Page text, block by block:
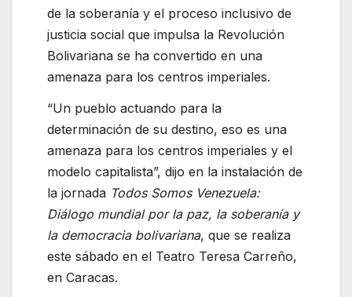
de la soberanía y el proceso inclusivo de
justicia social que impulsa la Revolución
Bolivariana se ha convertido en una
amenaza para los centros imperiales.
“Un pueblo actuando para la
determinación de su destino, eso es una
amenaza para los centros imperiales y el
modelo capitalista”, dijo en la instalación de
la jornada Todos Somos Venezuela:
Diálogo mundial por la paz, la soberanía y
la democracia bolivariana, que se realiza
este sábado en el Teatro Teresa Carreño,
en Caracas.